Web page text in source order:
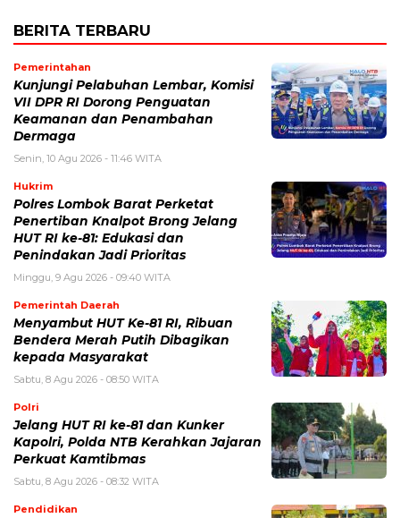
BERITA TERBARU
Pemerintahan
Kunjungi Pelabuhan Lembar, Komisi
VII DPR RI Dorong Penguatan
Keamanan dan Penambahan
Dermaga
Senin, 10 Agu 2026 - 11:46 WITA
Hukrim
Polres Lombok Barat Perketat
Penertiban Knalpot Brong Jelang
HUT RI ke-81: Edukasi dan
Penindakan Jadi Prioritas
Minggu, 9 Agu 2026 - 09:40 WITA
Pemerintah Daerah
Menyambut HUT Ke-81 RI, Ribuan
Bendera Merah Putih Dibagikan
kepada Masyarakat
Sabtu, 8 Agu 2026 - 08:50 WITA
Polri
Jelang HUT RI ke-81 dan Kunker
Kapolri, Polda NTB Kerahkan Jajaran
Perkuat Kamtibmas
Sabtu, 8 Agu 2026 - 08:32 WITA
Pendidikan